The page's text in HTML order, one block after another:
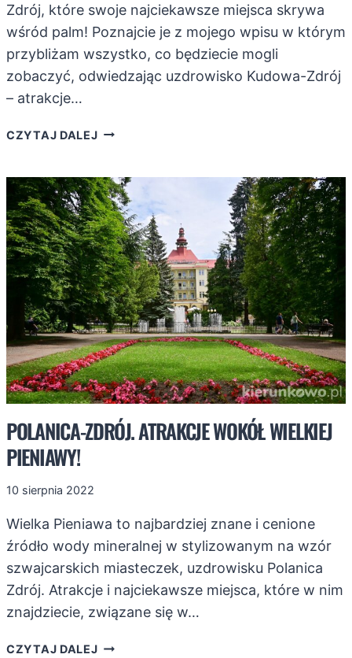
Zdrój, które swoje najciekawsze miejsca skrywa
wśród palm! Poznajcie je z mojego wpisu w którym
przybliżam wszystko, co będziecie mogli
zobaczyć, odwiedzając uzdrowisko Kudowa-Zdrój
– atrakcje…
CZYTAJ DALEJKUDOWA-
ATRAKCJE
TURYSTYCZNE
WŚRÓD
PALM!
POLANICA-ZDRÓJ. ATRAKCJE WOKÓŁ WIELKIEJ
PIENIAWY!
10 sierpnia 2022
Wielka Pieniawa to najbardziej znane i cenione
źródło wody mineralnej w stylizowanym na wzór
szwajcarskich miasteczek, uzdrowisku Polanica
Zdrój. Atrakcje i najciekawsze miejsca, które w nim
znajdziecie, związane się w…
CZYTAJ DALEJPOLANICA-